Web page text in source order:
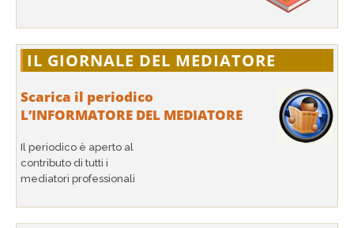
IL GIORNALE DEL MEDIATORE
Scarica il periodico
L’INFORMATORE DEL MEDIATORE
Il periodico è aperto al
contributo di tutti i
mediatori professionali